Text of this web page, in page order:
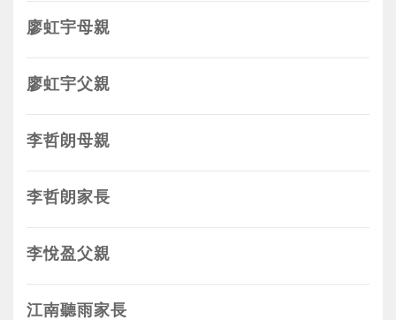
廖虹宇母親
廖虹宇父親
李哲朗母親
李哲朗家長
李悅盈父親
江南聽雨家長